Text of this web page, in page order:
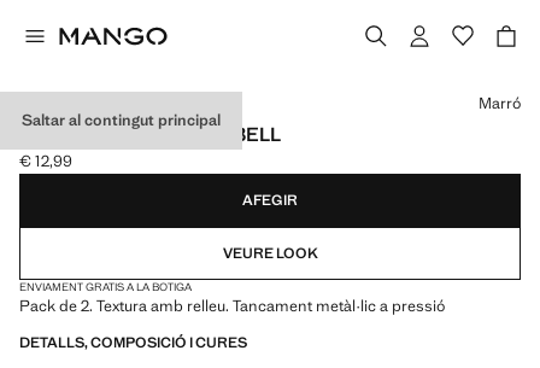
Saltar al contingut principal
SET 2 PASSADORS CABELL
Preu actual [€ 12,99 ]
€ 12,99
Selecciona un color
Marró
AFEGIR
VEURE LOOK
ENVIAMENT GRATIS A LA BOTIGA
Pack de 2. Textura amb relleu. Tancament metàl·lic a pressió
DETALLS, COMPOSICIÓ I CURES